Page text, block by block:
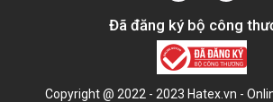
Đã đăng ký bộ công
Copyright @ 2022 - 2023 Hatex.vn -